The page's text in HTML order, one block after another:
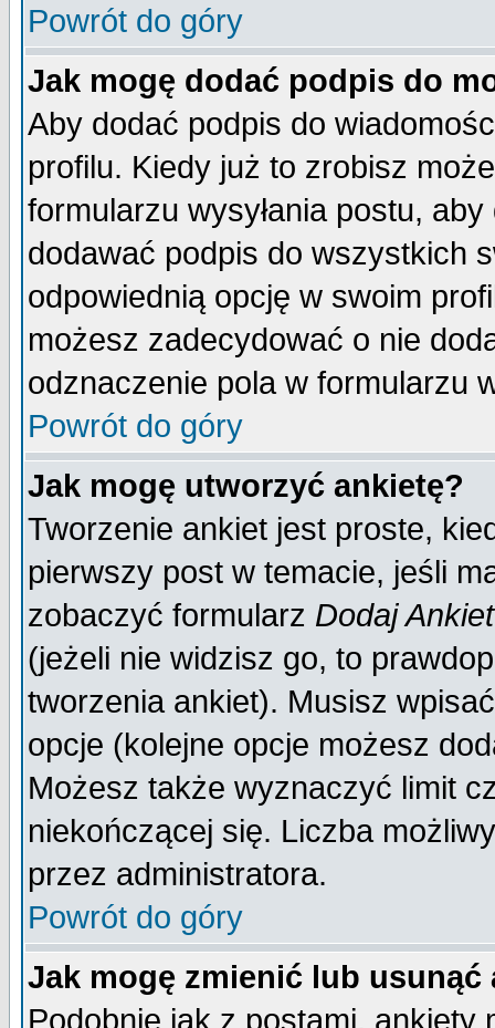
Powrót do góry
Jak mogę dodać podpis do
Aby dodać podpis do
profilu. Kiedy już to zrobisz
formularzu wysyłania postu,
dodawać podpis do wszystkich
odpowiednią opcję w swoim
możesz zadecydować o nie
odznaczenie pola w formularzu
Powrót do góry
Jak mogę utworzyć ankietę?
Tworzenie ankiet jest proste,
pierwszy post w temacie, jeśli
zobaczyć formularz Dodaj
(jeżeli nie widzisz go, to
tworzenia ankiet). Musisz
opcje (kolejne opcje możesz
Możesz także wyznaczyć limit
niekończącej się. Liczba
przez administratora.
Powrót do góry
Jak mogę zmienić lub usunąć
Podobnie jak z postami,